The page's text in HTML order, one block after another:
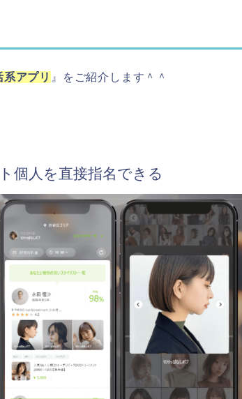
系アプリ 』をご紹介します＾＾
個人を直接指名できる